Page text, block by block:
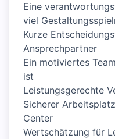
Eine
viel
Kurze
Ansprechpartner
Ein motiviertes
ist
Leistungsgerechte
Sicherer
Center
Wertschätzung für